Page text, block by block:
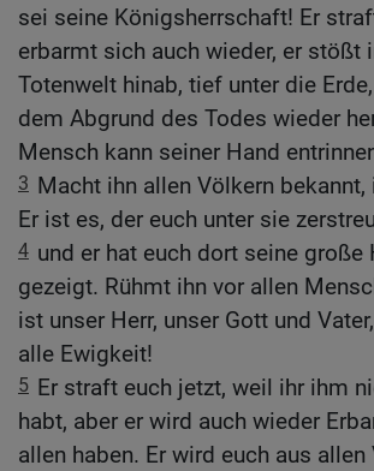
sei seine Königsherrschaft! Er
erbarmt sich auch wieder, er stößt
Totenwelt hinab, tief unter die
dem Abgrund des Todes wieder
Mensch kann seiner Hand
3 Macht ihn allen Völkern bekannt,
Er ist es, der euch unter sie
4 und er hat euch dort seine große
gezeigt. Rühmt ihn vor allen
ist unser Herr, unser Gott und
alle Ewigkeit!
5 Er straft euch jetzt, weil ihr ihm
habt, aber er wird auch wieder
allen haben. Er wird euch aus allen